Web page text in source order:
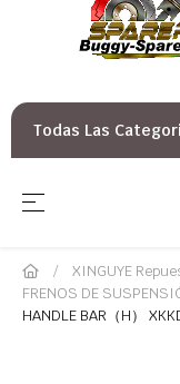
Todas Las
Navegación de
☰
XINGUYE
FRENOS DE
HANDLE BAR（H）